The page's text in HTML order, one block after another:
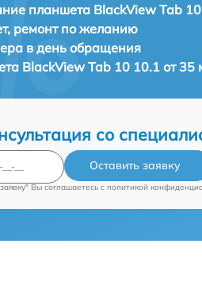
планшета BlackView Tab
ремонт по желанию
в день обращения
BlackView Tab 10 10.1 от 35
со
Оставить заявку
Вы соглашаетесь c политикой